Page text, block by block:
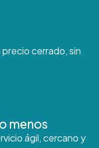
cerrado, sin
menos
ágil, cercano y